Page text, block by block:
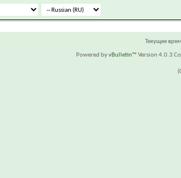
Текущее
Powered byvBulletin™ Version 4.0.3